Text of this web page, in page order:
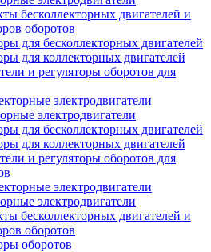
бесколлекторных двигателей и
оборотов
для бесколлекторных двигателей
для коллекторных двигателей
и регуляторы оборотов для
электродвигатели
электродвигатели
для бесколлекторных двигателей
для коллекторных двигателей
и регуляторы оборотов для
электродвигатели
электродвигатели
бесколлекторных двигателей и
оборотов
оборотов